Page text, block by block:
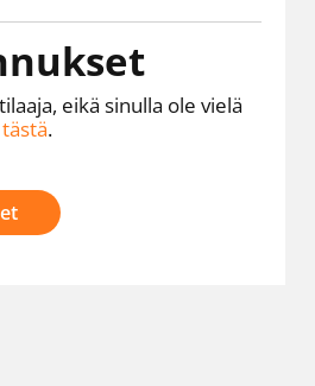
eikä sinulla ole vielä
tästä.